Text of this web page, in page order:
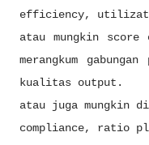
efficiency,
atau mungkin score
merangkum
kualitas output.
atau juga mungkin
compliance, ratio